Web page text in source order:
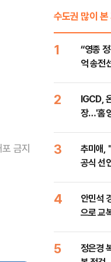
금지
수도권 많이 본
1
“영종
억 송전
2
IGCD,
장…'홈
3
추미애,
공식 선
4
안민석
으로 교
5
정은경